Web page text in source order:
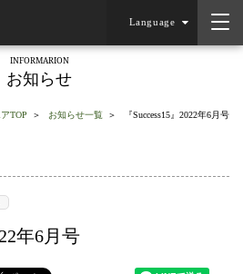
Language
INFORMARION
お知らせ
TOP お知らせ一覧 『Success15』2022年6月号
年6月号